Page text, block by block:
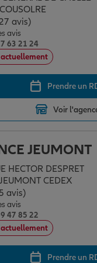
dépendance
de compagnie
la famille
retraite
immobiliers
de 4.9 sur 5
avis)
avis
63 21 24
actuellement
Prendre un
Voir
JEUMONT
HECTOR DESPRET
CEDEX
de 4.5 sur 5
avis)
avis
47 85 22
actuellement
Prendre un